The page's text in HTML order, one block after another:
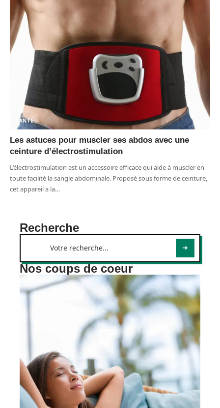
SANTÉ
Les astuces pour muscler ses abdos avec une
ceinture d’électrostimulation
L’électrostimulation est un accessoire efficace qui aide à muscler en
toute facilité la sangle abdominale. Proposé sous forme de ceinture,
cet appareil a la…
Recherche
Nos coups de coeur